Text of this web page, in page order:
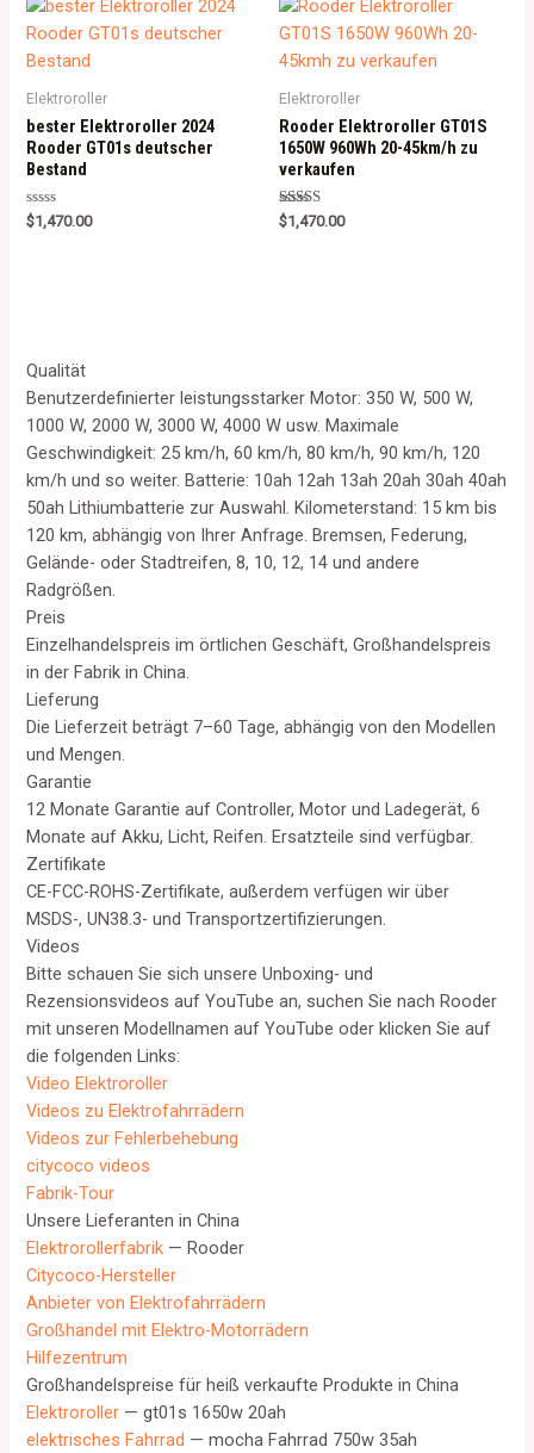
Elektroroller
bester Elektroroller 2024
Rooder GT01s deutscher
Bestand
Rated
0
$1,470.00
Elektroroller
Rooder Elektroroller GT01S
1650W 960Wh 20-45km/h zu
verkaufen
Rated
5.00
$1,470.00
Qualität
Benutzerdefinierter leistungsstarker Motor: 350 W, 500 W,
1000 W, 2000 W, 3000 W, 4000 W usw. Maximale
Geschwindigkeit: 25 km/h, 60 km/h, 80 km/h, 90 km/h, 120
km/h und so weiter. Batterie: 10ah 12ah 13ah 20ah 30ah 40ah
50ah Lithiumbatterie zur Auswahl. Kilometerstand: 15 km bis
120 km, abhängig von Ihrer Anfrage. Bremsen, Federung,
Gelände- oder Stadtreifen, 8, 10, 12, 14 und andere
Radgrößen.
Preis
Einzelhandelspreis im örtlichen Geschäft, Großhandelspreis
in der Fabrik in China.
Lieferung
Die Lieferzeit beträgt 7–60 Tage, abhängig von den Modellen
und Mengen.
Garantie
12 Monate Garantie auf Controller, Motor und Ladegerät, 6
Monate auf Akku, Licht, Reifen. Ersatzteile sind verfügbar.
Zertifikate
CE-FCC-ROHS-Zertifikate, außerdem verfügen wir über
MSDS-, UN38.3- und Transportzertifizierungen.
Videos
Bitte schauen Sie sich unsere Unboxing- und
Rezensionsvideos auf YouTube an, suchen Sie nach Rooder
mit unseren Modellnamen auf YouTube oder klicken Sie auf
die folgenden Links:
Video Elektroroller
Videos zu Elektrofahrrädern
Videos zur Fehlerbehebung
citycoco videos
Fabrik-Tour
Unsere Lieferanten in China
Elektrorollerfabrik — Rooder
Citycoco-Hersteller
Anbieter von Elektrofahrrädern
Großhandel mit Elektro-Motorrädern
Hilfezentrum
Großhandelspreise für heiß verkaufte Produkte in China
Elektroroller — gt01s 1650w 20ah
elektrisches Fahrrad — mocha Fahrrad 750w 35ah